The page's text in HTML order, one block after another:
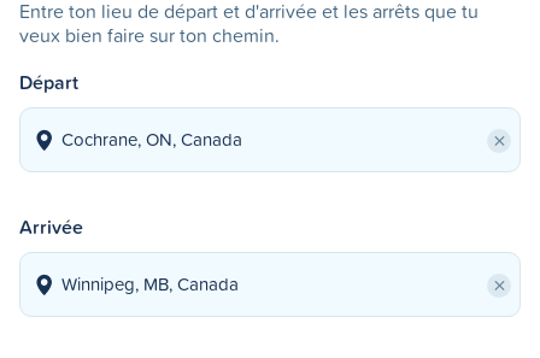
Entre ton lieu de départ et d'arrivée et les arrêts que tu
veux bien faire sur ton chemin.
Départ
×
Arrivée
×